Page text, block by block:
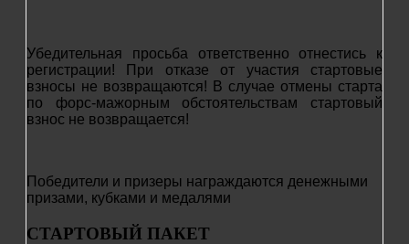
Убедительная просьба ответственно отнестись к
регистрации! При отказе от участия стартовые
взносы не возвращаются! В случае отмены старта
по форс-мажорным обстоятельствам стартовый
взнос не возвращается!
Победители и призеры награждаются денежными
призами, кубками и медалями
СТАРТОВЫЙ ПАКЕТ